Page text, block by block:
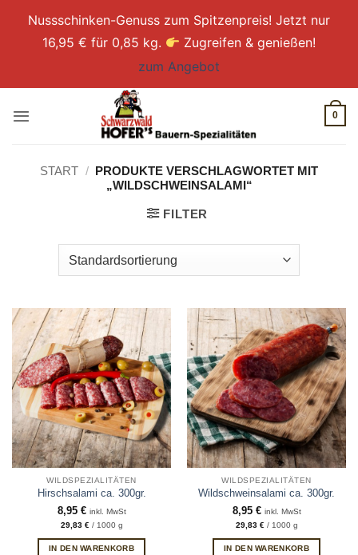
Nussschinken-Genuss zum Spitzenpreis! Jetzt nur
16,95 € für 0,85 kg.
Zugreifen & genießen!
zum Angebot
Inhalt
0
START / PRODUKTE VERSCHLAGWORTET MIT
„WILDSCHWEINSALAMI“
FILTER
WILDSPEZIALITÄTEN
Hirschsalami ca. 300gr.
8,95 € inkl. MwSt
29,83 € / 1000 g
IN DEN WARENKORB
WILDSPEZIALITÄTEN
Wildschweinsalami ca. 300gr.
8,95 € inkl. MwSt
29,83 € / 1000 g
IN DEN WARENKORB